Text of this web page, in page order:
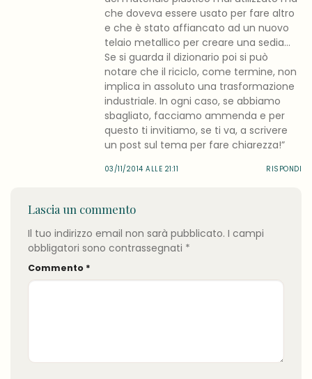
che doveva essere usato per fare altro
e che è stato affiancato ad un nuovo
telaio metallico per creare una sedia…
Se si guarda il dizionario poi si può
notare che il riciclo, come termine, non
implica in assoluto una trasformazione
industriale. In ogni caso, se abbiamo
sbagliato, facciamo ammenda e per
questo ti invitiamo, se ti va, a scrivere
un post sul tema per fare chiarezza!”
03/11/2014 ALLE 21:11 RISPONDI
Lascia un commento
Il tuo indirizzo email non sarà pubblicato. I campi
obbligatori sono contrassegnati *
Commento *